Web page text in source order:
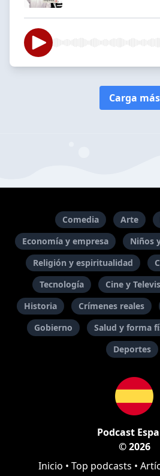
Carga más
Comedia Arte
Economía y empresa
Niños
Religión y espiritualidad
Tecnología
Cine y
Historia
Crímenes reales
Gobierno
Salud y forma
Deportes
Podcast
© 2026
Inicio • Top podcasts •